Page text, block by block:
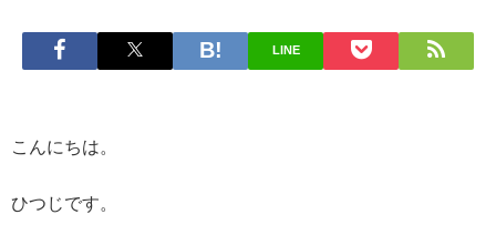
LINE
こんにちは。
ひつじです。